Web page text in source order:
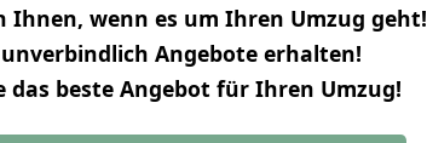
Ihnen, wenn es um Ihren Umzug geht!
Angebote erhalten!
das beste Angebot für Ihren Umzug!